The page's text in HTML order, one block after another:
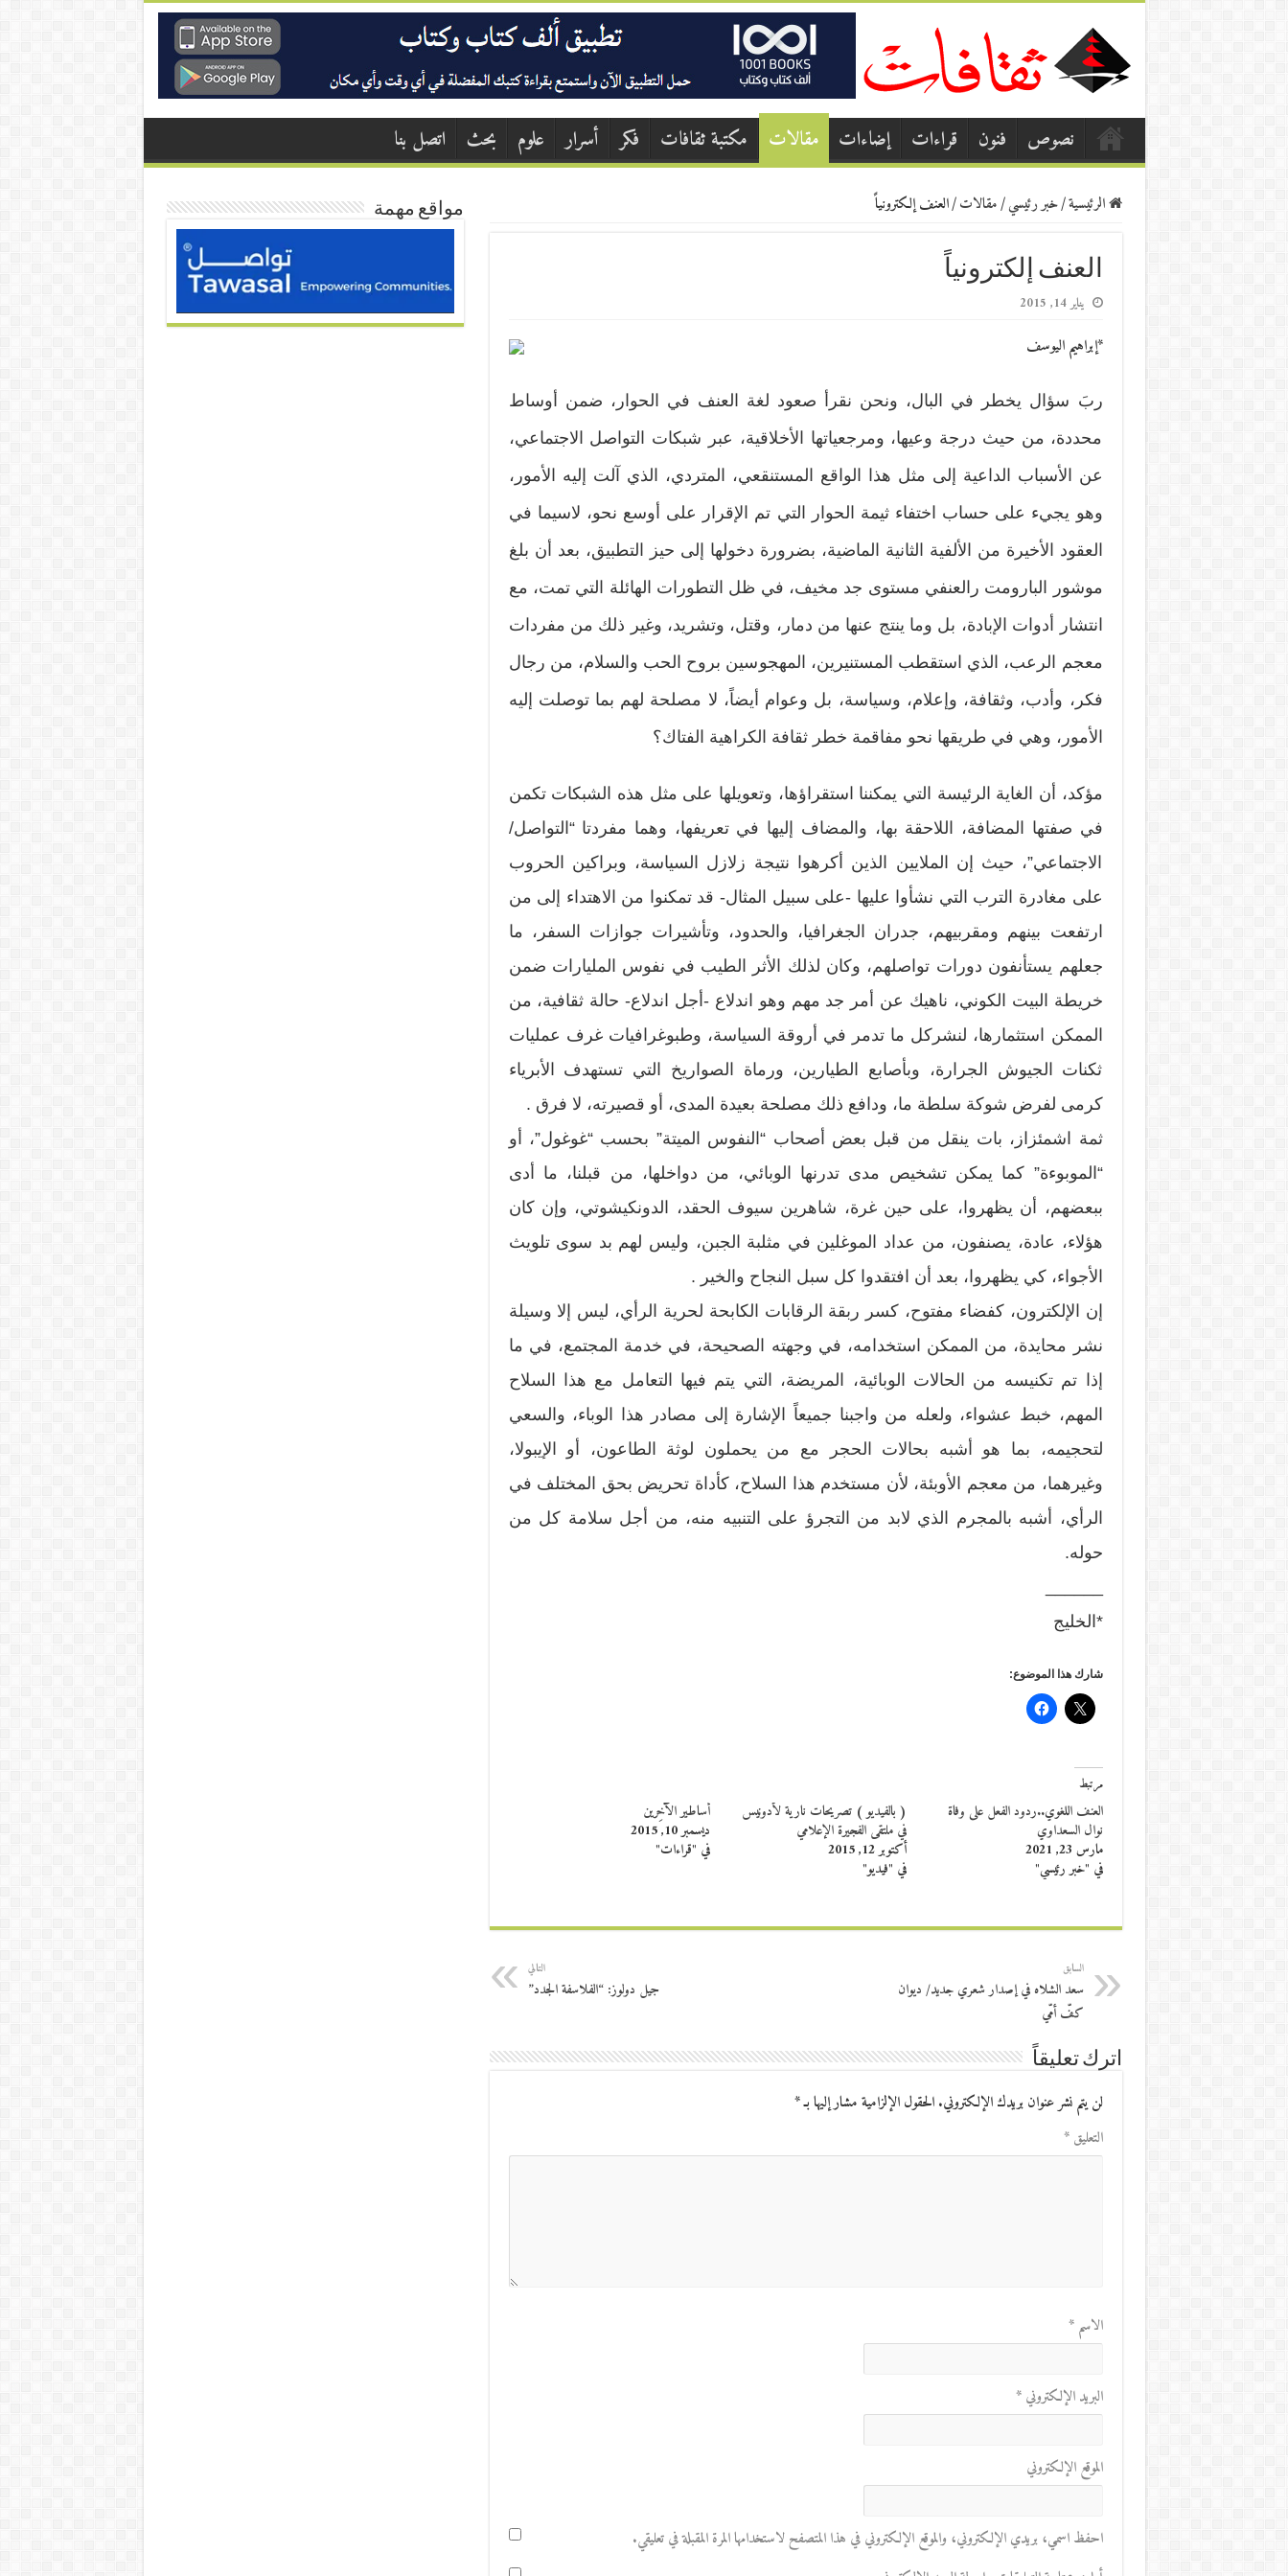
نصوص فنون قراءات إضاءات مقالات مكتبة ثقافات فكر أسرار علوم بحث اتصل بنا
الرئيسية/خبر رئيسي/مقالات/العنف إلكترونياً
العنف إلكترونياً
يناير 14, 2015
*إبراهيم اليوسف
ربَ سؤال يخطر في البال، ونحن نقرأ صعود لغة العنف في الحوار، ضمن أوساط
محددة، من حيث درجة وعيها، ومرجعياتها الأخلاقية، عبر شبكات التواصل الاجتماعي،
عن الأسباب الداعية إلى مثل هذا الواقع المستنقعي، المتردي، الذي آلت إليه الأمور،
وهو يجيء على حساب اختفاء ثيمة الحوار التي تم الإقرار على أوسع نحو، لاسيما في
العقود الأخيرة من الألفية الثانية الماضية، بضرورة دخولها إلى حيز التطبيق، بعد أن بلغ
موشور البارومت رالعنفي مستوى جد مخيف، في ظل التطورات الهائلة التي تمت، مع
انتشار أدوات الإبادة، بل وما ينتج عنها من دمار، وقتل، وتشريد، وغير ذلك من مفردات
معجم الرعب، الذي استقطب المستنيرين، المهجوسين بروح الحب والسلام، من رجال
فكر، وأدب، وثقافة، وإعلام، وسياسة، بل وعوام أيضاً، لا مصلحة لهم بما توصلت إليه
الأمور، وهي في طريقها نحو مفاقمة خطر ثقافة الكراهية الفتاك؟
مؤكد، أن الغاية الرئيسة التي يمكننا استقراؤها، وتعويلها على مثل هذه الشبكات تكمن
في صفتها المضافة، اللاحقة بها، والمضاف إليها في تعريفها، وهما مفردتا “التواصل/
الاجتماعي”، حيث إن الملايين الذين أكرهوا نتيجة زلازل السياسة، وبراكين الحروب
على مغادرة الترب التي نشأوا عليها -على سبيل المثال- قد تمكنوا من الاهتداء إلى من
ارتفعت بينهم ومقربيهم، جدران الجغرافيا، والحدود، وتأشيرات جوازات السفر، ما
جعلهم يستأنفون دورات تواصلهم، وكان لذلك الأثر الطيب في نفوس المليارات ضمن
خريطة البيت الكوني، ناهيك عن أمر جد مهم وهو اندلاع -أجل اندلاع- حالة ثقافية، من
الممكن استثمارها، لنشركل ما تدمر في أروقة السياسة، وطبوغرافيات غرف عمليات
ثكنات الجيوش الجرارة، وبأصابع الطيارين، ورماة الصواريخ التي تستهدف الأبرياء
كرمى لفرض شوكة سلطة ما، ودافع ذلك مصلحة بعيدة المدى، أو قصيرته، لا فرق .
ثمة اشمئزاز، بات ينقل من قبل بعض أصحاب “النفوس الميتة” بحسب “غوغول”، أو
“الموبوءة” كما يمكن تشخيص مدى تدرنها الوبائي، من دواخلها، من قبلنا، ما أدى
ببعضهم، أن يظهروا، على حين غرة، شاهرين سيوف الحقد، الدونكيشوتي، وإن كان
هؤلاء، عادة، يصنفون، من عداد الموغلين في مثلبة الجبن، وليس لهم بد سوى تلويث
الأجواء، كي يظهروا، بعد أن افتقدوا كل سبل النجاح والخير .
إن الإلكترون، كفضاء مفتوح، كسر ربقة الرقابات الكابحة لحرية الرأي، ليس إلا وسيلة
نشر محايدة، من الممكن استخدامه، في وجهته الصحيحة، في خدمة المجتمع، في ما
إذا تم تكنيسه من الحالات الوبائية، المريضة، التي يتم فيها التعامل مع هذا السلاح
المهم، خبط عشواء، ولعله من واجبنا جميعاً الإشارة إلى مصادر هذا الوباء، والسعي
لتحجيمه، بما هو أشبه بحالات الحجر مع من يحملون لوثة الطاعون، أو الإيبولا،
وغيرهما، من معجم الأوبئة، لأن مستخدم هذا السلاح، كأداة تحريض بحق المختلف في
الرأي، أشبه بالمجرم الذي لابد من التجرؤ على التنبيه منه، من أجل سلامة كل من
حوله.
*الخليج
شارك هذا الموضوع:
مرتبط
العنف اللغوي..ردود الفعل على وفاة
نوال السعداوي
مارس 23, 2021
في "خبر رئيسي"
( بالفيديو ) تصريحات نارية لأدونيس
في ملتقى الفجيرة الإعلامي
أكتوبر 12, 2015
في "فيديو"
أساطير الآخِرين
ديسمبر 10, 2015
في "قراءات"
السابق
سعد الشلاه في إصدار شعري جديد/ ديوان
كفّ أمّي
التالي
جيل دولوز: “الفلاسفة الجدد”
اترك تعليقاً
لن يتم نشر عنوان بريدك الإلكتروني. الحقول الإلزامية مشار إليها بـ*
التعليق*
الاسم*
البريد الإلكتروني*
الموقع الإلكتروني
احفظ اسمي، بريدي الإلكتروني، والموقع الإلكتروني في هذا المتصفح لاستخدامها المرة المقبلة في تعليقي.
مواقع مهمة